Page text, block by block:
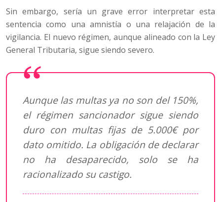
Sin embargo, sería un grave error interpretar esta
sentencia como una amnistía o una relajación de la
vigilancia. El nuevo régimen, aunque alineado con la Ley
General Tributaria, sigue siendo severo.
Aunque las multas ya no son del 150%,
el régimen sancionador sigue siendo
duro con multas fijas de 5.000€ por
dato omitido. La obligación de declarar
no ha desaparecido, solo se ha
racionalizado su castigo.